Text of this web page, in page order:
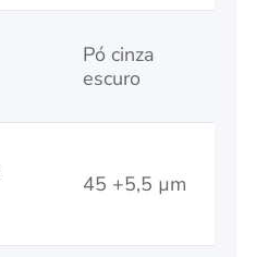
Pó cinza
escuro
45 +5,5 µm